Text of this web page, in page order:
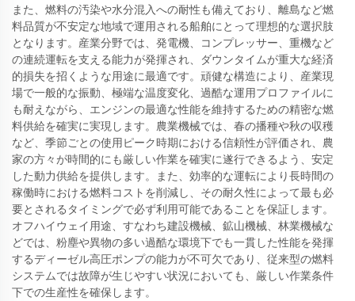
また、燃料の汚染や水分混入への耐性も備えており、離島など燃
料品質が不安定な地域で運用される船舶にとって理想的な選択肢
となります。産業分野では、発電機、コンプレッサー、重機など
の連続運転を支える能力が発揮され、ダウンタイムが重大な経済
的損失を招くような用途に最適です。頑健な構造により、産業現
場で一般的な振動、極端な温度変化、過酷な運用プロファイルに
も耐えながら、エンジンの最適な性能を維持するための精密な燃
料供給を確実に実現します。農業機械では、春の播種や秋の収穫
など、季節ごとの使用ピーク時期における信頼性が評価され、農
家の方々が時間的にも厳しい作業を確実に遂行できるよう、安定
した動力供給を提供します。また、効率的な運転により長時間の
稼働時における燃料コストを削減し、その耐久性によって最も必
要とされるタイミングで必ず利用可能であることを保証します。
オフハイウェイ用途、すなわち建設機械、鉱山機械、林業機械な
どでは、粉塵や異物の多い過酷な環境下でも一貫した性能を発揮
するディーゼル高圧ポンプの能力が不可欠であり、従来型の燃料
システムでは故障が生じやすい状況においても、厳しい作業条件
下での生産性を確保します。